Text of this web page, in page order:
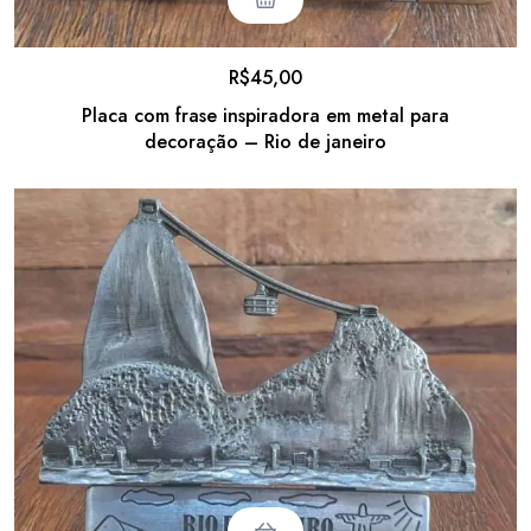
Placa com frase inspiradora em metal para
decoração – Rio de janeiro
R$45,00